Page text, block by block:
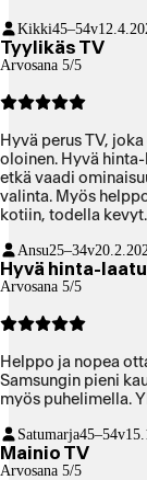
Kikki45–54v
Tyylikäs TV
Arvosana 5/5
Hyvä perus TV,
oloinen. Hyvä
etkä vaadi
valinta. Myös
kotiin, todella kevyt.
Ansu25–34v
Hyvä hinta-
Arvosana 5/5
Helppo ja nopea
Samsungin pieni
myös puhelimella.
Satumarja45–54v
Mainio TV
Arvosana 5/5